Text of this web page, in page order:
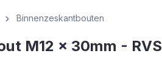
Binnenzeskantbouten
M12 x 30mm -